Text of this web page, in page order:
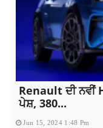
Renault ਦੀ
ਪੇਸ਼, 380...
Jun 15, 2024 1:48 Pm